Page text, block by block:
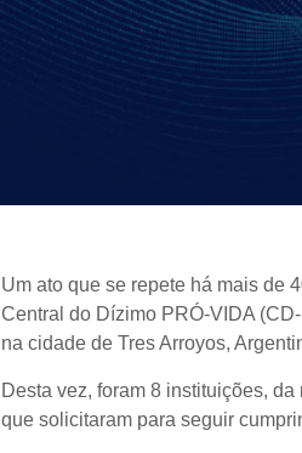
Um ato que se repete há mais de
Central do Dízimo PRÓ-VIDA
na cidade de Tres Arroyos,
Desta vez, foram 8 instituições,
que solicitaram para seguir